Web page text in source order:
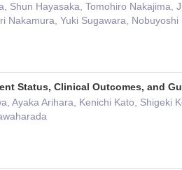
Shun Hayasaka, Tomohiro Nakajima,
Nakamura, Yuki Sugawara, Nobuyoshi
Status, Clinical Outcomes, and
Ayaka Arihara, Kenichi Kato, Shigeki